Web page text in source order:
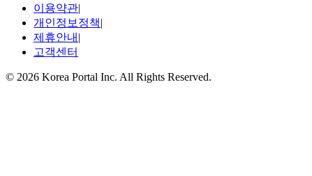
이용약관|
개인정보정책|
제휴안내 |
고객센터
© 2026 Korea Portal Inc. All Rights Reserved.